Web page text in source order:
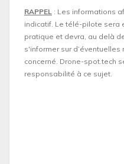
RAPPEL : Les informations
indicatif. Le télé-pilote sera
pratique et devra, au delà
s'informer sur
concerné. Drone-spot.tech
responsabilité à ce sujet.